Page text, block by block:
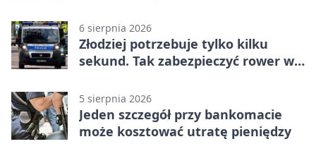
6 sierpnia 2026
Złodziej potrzebuje tylko kilku
sekund. Tak zabezpieczyć rower w
5 sierpnia 2026
Jeden szczegół przy bankomacie
może kosztować utratę pieniędzy